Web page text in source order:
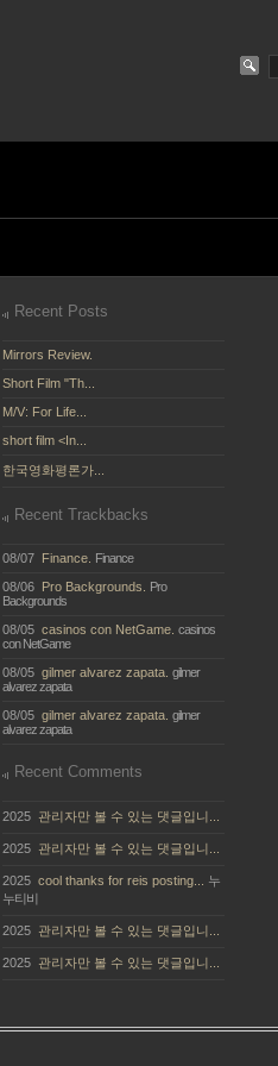
Recent Posts
Mirrors Review.
Short Film "Th...
M/V: For Life...
short film <In...
한국영화평론가...
Recent Trackbacks
08/07 Finance.
Finance
08/06
Pro Backgrounds.
Pro
Backgrounds
08/05 casinos con NetGame. casinos
con NetGame
08/05 gilmer alvarez zapata. gilmer
alvarez zapata
08/05 gilmer alvarez zapata. gilmer
alvarez zapata
Recent Comments
2025 관리자만 볼 수 있는 댓글입니...
2025 관리자만 볼 수 있는 댓글입니...
2025 cool thanks for reis posting...
누
누티비
2025 관리자만 볼 수 있는 댓글입니...
2025 관리자만 볼 수 있는 댓글입니...